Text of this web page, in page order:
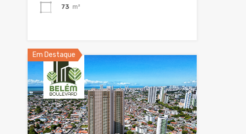
73 m²
Em Destaque